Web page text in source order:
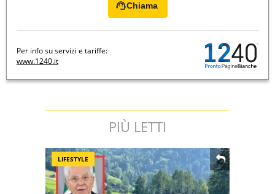
Chiama
Per info su servizi e tariffe:
www.1240.it
PIÙ LETTI
LIFESTYLE